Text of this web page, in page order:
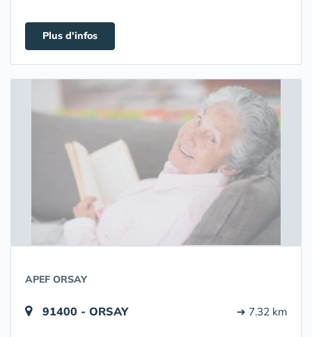
Plus d'infos
APEF ORSAY
91400 - ORSAY ➔ 7.32 km